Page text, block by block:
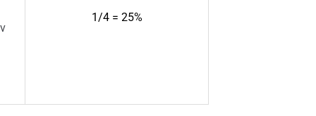
1/4 = 25%